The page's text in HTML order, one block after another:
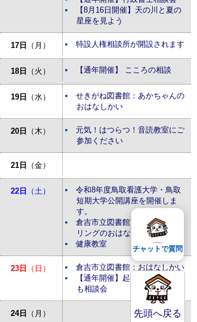
【8月16日開催】天の川と夏の
星座を見よう
17日 （月） 特設人権相談所が開設されます
18日 （火） 【通年開催】 こころの相談
19日 （水）
せきがね図書館：あかちゃんの
おはなしかい
20日 （木）
元気！はつらつ！音読教室にご
参加ください
21日 （金）
22日 （土）
令和8年度鳥取看護大学・鳥取
短期大学公開講座を開催しま
す。
倉吉市立図書館：ストーリーテ
リングのおはなし会
健康教室
23日 （日）
倉吉市立図書館：おはなしかい
【通年開催】起業・経営なんで
も相談会
24日 （月） 先頭へ戻る
チャットで質問